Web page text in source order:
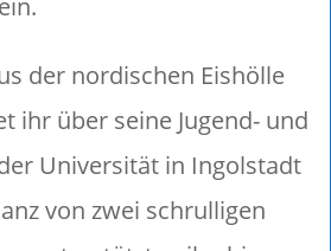
der nordischen Eishölle
ihr über seine Jugend- und
Universität in Ingolstadt
von zwei schrulligen